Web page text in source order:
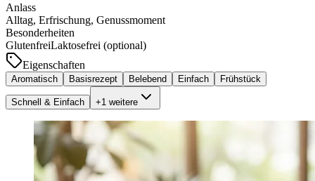
Anlass
Alltag, Erfrischung, Genussmoment
Besonderheiten
GlutenfreiLaktosefrei (optional)
Eigenschaften
Aromatisch Basisrezept Belebend Einfach Frühstück
Schnell & Einfach +1 weitere